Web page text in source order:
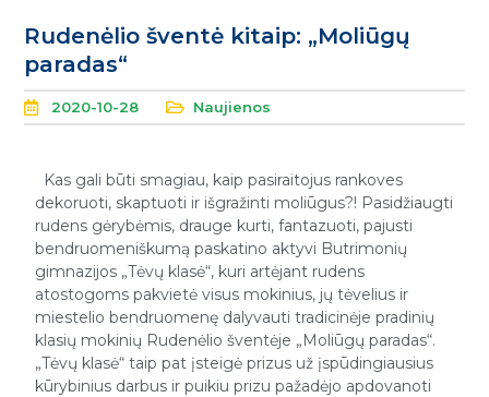
Rudenėlio šventė kitaip: „Moliūgų
paradas“
2020-10-28 Naujienos
Kas gali būti smagiau, kaip pasiraitojus rankoves
dekoruoti, skaptuoti ir išgražinti moliūgus?! Pasidžiaugti
rudens gėrybėmis, drauge kurti, fantazuoti, pajusti
bendruomeniškumą paskatino aktyvi Butrimonių
gimnazijos „Tėvų klasė“, kuri artėjant rudens
atostogoms pakvietė visus mokinius, jų tėvelius ir
miestelio bendruomenę dalyvauti tradicinėje pradinių
klasių mokinių Rudenėlio šventėje „Moliūgų paradas“.
„Tėvų klasė“ taip pat įsteigė prizus už įspūdingiausius
kūrybinius darbus ir puikiu prizu pažadėjo apdovanoti